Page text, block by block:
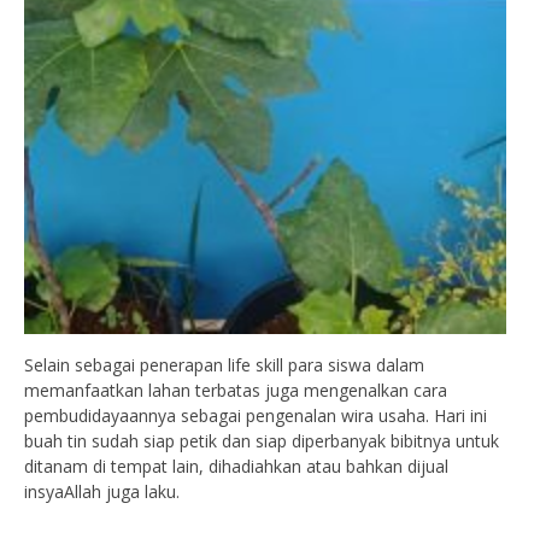
Selain sebagai penerapan life skill para siswa dalam
memanfaatkan lahan terbatas juga mengenalkan cara
pembudidayaannya sebagai pengenalan wira usaha. Hari ini
buah tin sudah siap petik dan siap diperbanyak bibitnya untuk
ditanam di tempat lain, dihadiahkan atau bahkan dijual
insyaAllah juga laku.